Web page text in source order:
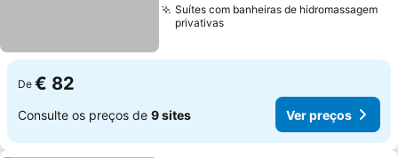
Suítes com banheiras de hidromassagem
privativas
De € 82
Consulte os preços de 9 sites Ver preços